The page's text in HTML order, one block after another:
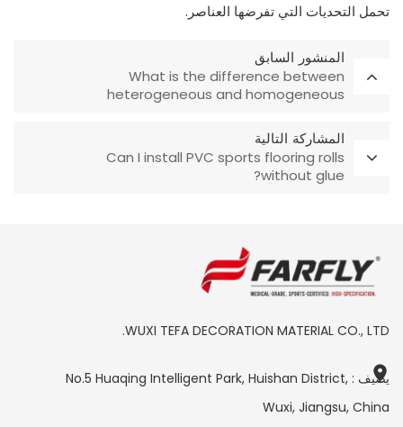
تحمل التحديات التي تفرضها العناصر.
المنشور السابق
What is the difference between
heterogeneous and homogeneous
المشاركة التالية
Can I install PVC sports flooring rolls
without glue?
WUXI TEFA DECORATION MATERIAL CO., LTD.
يضيف : No.5 Huaqing Intelligent Park, Huishan District,
Wuxi, Jiangsu, China